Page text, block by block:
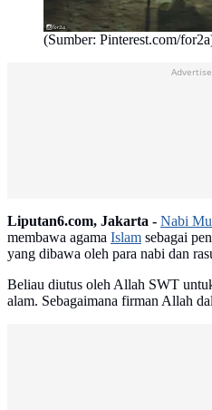
(Sumber: Pinterest.com/
Liputan6.com, Jakarta - Nabi
membawa agama Islam sebagai
yang dibawa oleh para nabi dan
Beliau diutus oleh Allah SWT
alam. Sebagaimana firman Allah